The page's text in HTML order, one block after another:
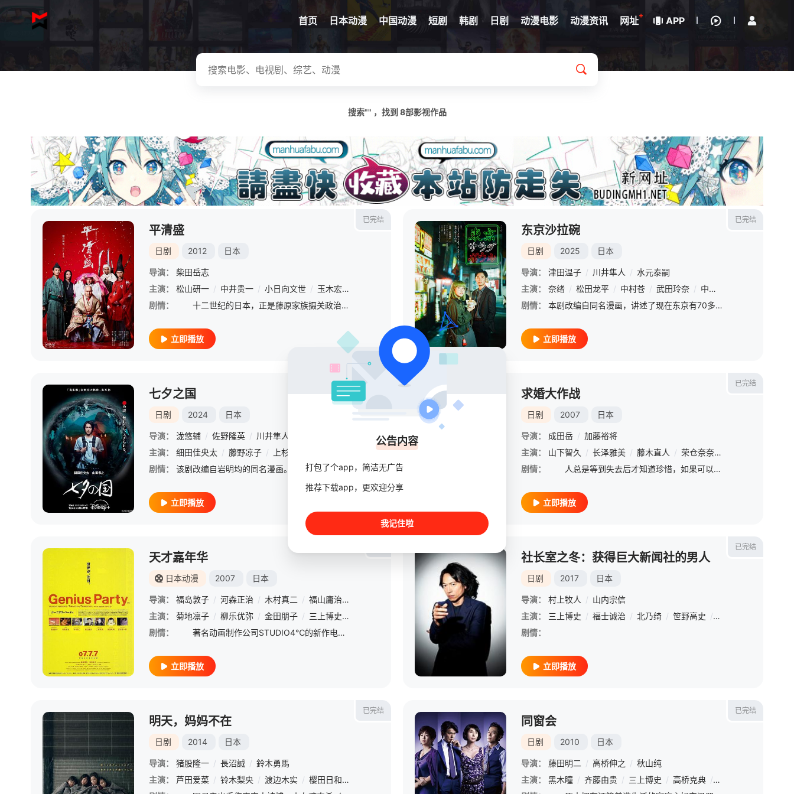
首页 日本动漫 中国动漫 短剧 韩剧 日剧 动漫电影 动漫资讯 网址+ APP
搜索"" ，找到 8部影视作品
已完结
平清盛
日剧 2012 日本
导演：
柴田岳志
主演：
松山研一 / 中井贵一 / 小日向文世 / 玉木宏 / 藤木直人 / 三上博史 / 井浦新 国村隼 / 山本耕史 / 阿部贞夫 / 中村梅雀 / 上川隆也
剧情：
十二世纪的日本，正是藤原家族摄关政治的时代。自幼拥有不凡志向的平清盛，是白河法皇私生子平忠盛（中井贵一 饰）的儿子。虽然当时武士的身份低下，被贵族们所轻贱，但他和毕生的对手源义朝切磋砥砺
立即播放
已完结
东京沙拉碗
日剧 2025 日本
导演： 津田温子 / 川井隼人 / 水元泰嗣
主演：
奈绪 / 松田龙平 / 中村苍 / 武田玲奈 / 中川大辅
剧情：
本剧改编自同名漫画，讲述了现在东京有70多万在日外国人，在不同语言、饮食、文化并存的“沙拉碗”大都市中，绿色头发的国际搜查警察鸿田麻里（奈绪 饰）和有悲伤过去的中文译员有木野了（松田龙平 饰）这对搭档
立即播放
已完结
七夕之国
日剧 2024 日本
导演： 泷悠辅 / 佐野隆英 / 川井隼人
主演：
细田佳央太 / 藤野凉子 / 上杉柊平 三上博史 / 山田孝之 / 西畑澪花 / 深水元基 / 伊武雅刀
剧情：
该剧改编自岩明均的同名漫画。讲述一名虚幌度日的佛系大学生南丸洋二（细田佳央太 饰），意外发现自己拥有一个看似无用武之地的超能力 — 他可以在任何物体上“穿洞”。南丸洋二的朋友们总亲切地称呼人畜无害的他
立即播放
已完结
求婚大作战
日剧 2007 日本
导演： 成田岳 / 加藤裕将
主演：
山下智久 / 长泽雅美 / 藤木直人 / 荣仓奈奈 /
剧情：
人总是等到失去后才知道珍惜，如果可以从头来过，是否就可以弥补缺憾，达成心愿？ 岩瀬健（山下智久饰）和吉田礼（長澤まさみ饰）是从小学就在一起玩的青梅竹马，明明对彼此都心存好感，就只差说出“喜欢”二
立即播放
天才嘉年华
日本动漫 2007 日本
导演： 福岛敦子 / 河森正治 / 木村真二 / 福山庸治 /
渡边信一郎
主演：
菊地凛子 / 柳乐优弥 / 金田朋子 / 三上博史 /
剧情：
著名动画制作公司STUDIO4℃的新作电影《GENIUS PARTY》，日前决定公映日为7月7日，放映剧场被安排在Cine Libre池袋、涩谷Cine Amuse等，日本全国依次预定展开。 《G
立即播放
已完结
社长室之冬：获得巨大新闻社的男人
日剧 2017 日本
导演： 村上牧人 / 山内宗信
主演：
三上博史 / 福士诚治 / 北乃绮 / 笹野高史 / 岸部一德
剧情：
立即播放
已完结
明天，妈妈不在
日剧 2014 日本
导演： 猪股隆一 / 長沼誠 / 鈴木勇馬
主演：
芦田爱菜 / 铃木梨央 / 渡边木实 / 樱田日和 / 木村文乃 / 大后寿寿花 / 藤本哉汰 / 五十岚阳向 / 城田优 / 酒井美纪 / 铃木砂羽 / 三上博史
已完结
同窗会
日剧 2010 日本
导演： 藤田明二 / 高桥伸之 / 秋山纯
主演：
黑木瞳 / 齐藤由贵 / 三上博史 / 高桥克典 / 吹越满
公告内容
打包了个app，简洁无广告
推荐下载app，更欢迎分享
我记住啦